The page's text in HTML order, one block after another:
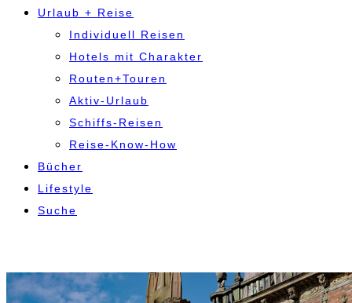
Urlaub + Reise
Individuell Reisen
Hotels mit Charakter
Routen+Touren
Aktiv-Urlaub
Schiffs-Reisen
Reise-Know-How
Bücher
Lifestyle
Suche